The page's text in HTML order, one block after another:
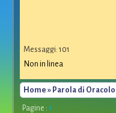
Messaggi: 101
Non in linea
Home » Parola di Oracolo
Pagine : 1